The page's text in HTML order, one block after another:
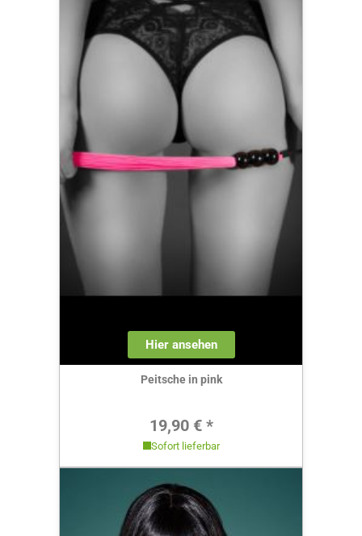
Hier ansehen
Peitsche in pink
Regulärer Preis:
19,90 € *
Sofort lieferbar